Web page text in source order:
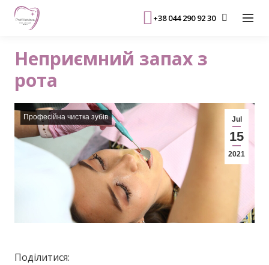
+38 044 290 92 30
Неприємний запах з
рота
Професійна чистка зубів Jul
15
2021
Поділитися: